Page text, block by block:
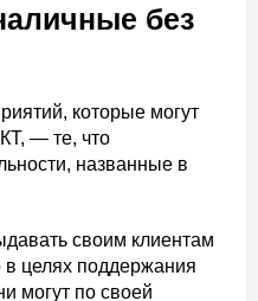
без
которые могут
— те, что
названные в
своим клиентам
в целях поддержания
могут по своей